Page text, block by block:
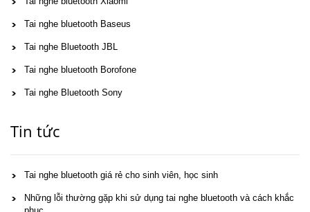
Tai nghe bluetooth Baseus
Tai nghe Bluetooth JBL
Tai nghe bluetooth Borofone
Tai nghe Bluetooth Sony
Tin tức
Tai nghe bluetooth giá rẻ cho sinh viên, học sinh
Những lỗi thường gặp khi sử dụng tai nghe bluetooth và cách khắc